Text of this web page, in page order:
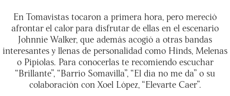
En Tomavistas tocaron a primera hora, pero mereció
afrontar el calor para disfrutar de ellas en el escenario
Johnnie Walker, que además acogió a otras bandas
interesantes y llenas de personalidad como Hinds, Melenas
o Pipiolas. Para conocerlas te recomiendo escuchar
“Brillante”, “Barrio Somavilla”, “El día no me da” o su
colaboración con Xoel López, “Elevarte Caer”.